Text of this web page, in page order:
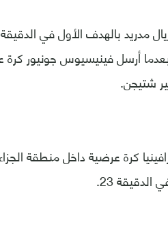
أرسل فينيسيوس جونيور
شتيجن.
كرة عرضية داخل منطقة
الدقيقة 23.